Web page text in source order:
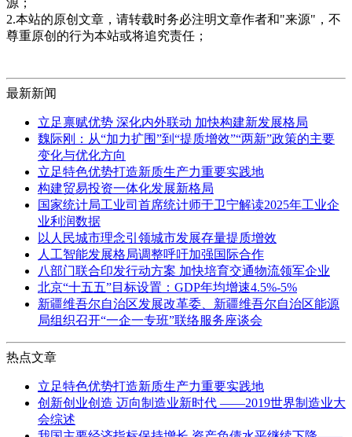
2.本站的原创文章，请转载时务必注明文章作者和"来源"，不
尊重原创的行为本站或将追究责任；
最新新闻
立足禀赋优势 深化内外联动 加快构建新发展格局
魏际刚：从“加力扩围”到“提质增效”“两新”政策的主要
变化与优化方向
立足特色优势打造新质生产力重要实践地
构建贸易投资一体化发展新格局
国家统计局工业司首席统计师于卫宁解读2025年工业企
业利润数据
以人民城市理念引领城市发展存量提质增效
人工智能发展格局调整呼吁加强国际合作
八部门联合印发行动方案 加快培育交通物流领军企业
北京“十五五”目标设置：GDP年均增速4.5%-5%
新疆维吾尔自治区发展改革委、新疆维吾尔自治区能源
局组织召开“一企一专班”联络服务座谈会
热点文章
立足特色优势打造新质生产力重要实践地
创新创业创造 迈向制造业新时代 ——2019世界制造业大
会综述